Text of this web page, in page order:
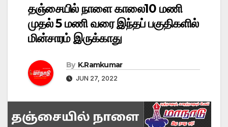
தஞ்சையில் நாளை காலை10 மணி
முதல் 5 மணி வரை இந்தப் பகுதிகளில்
மின்சாரம் இருக்காது
By K.Ramkumar
JUN 27, 2022